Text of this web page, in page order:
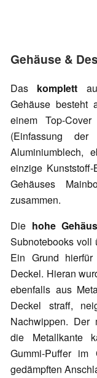
Gehäuse &
Das komplett
Gehäuse besteht
einem Top-
(Einfassung
Aluminiumblech,
einzige
Gehäuses
zusammen.
Die hohe
Subnotebooks voll
Ein Grund
Deckel. Hieran
ebenfalls aus
Deckel straff,
Nachwippen. Der
die Metallkante
Gummi-Puffer
gedämpften